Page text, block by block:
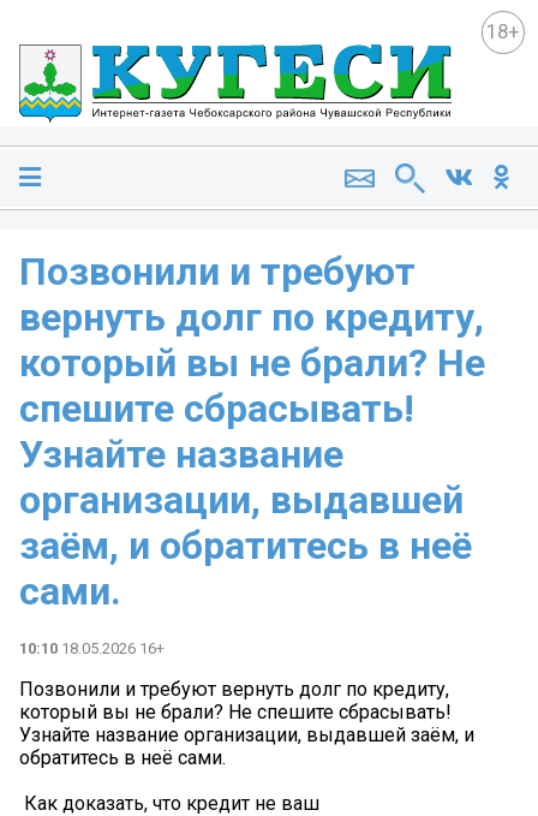
18+
Позвонили и требуют
вернуть долг по кредиту,
который вы не брали? Не
спешите сбрасывать!
Узнайте название
организации, выдавшей
заём, и обратитесь в неё
сами.
10:10 18.05.2026 16+
Позвонили и требуют вернуть долг по кредиту,
который вы не брали? Не спешите сбрасывать!
Узнайте название организации, выдавшей заём, и
обратитесь в неё сами.
️ Как доказать, что кредит не ваш